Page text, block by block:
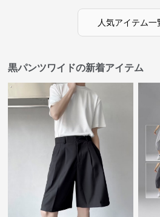
人気アイテム一
黒パンツワイドの新着アイテム